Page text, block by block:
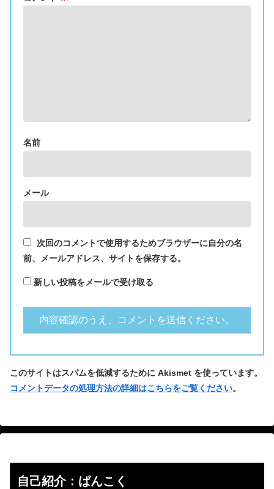
名前
メール
次回のコメントで使用するためブラウザーに自分の名
前、メールアドレス、サイトを保存する。
新しい投稿をメールで受け取る
このサイトはスパムを低減するために Akismet を使っています。
コメントデータの処理方法の詳細はこちらをご覧ください。
自己紹介：ばんこく